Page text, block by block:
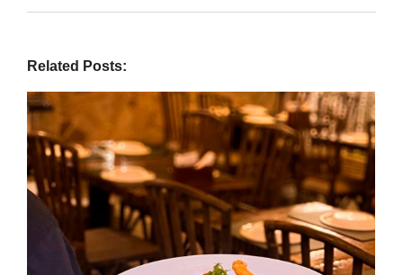
Related Posts: